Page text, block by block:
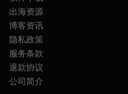
出海资源
博客资讯
隐私政策
服务条款
退款协议
公司简介